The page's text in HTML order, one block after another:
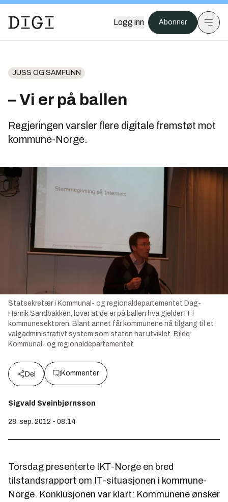
Logg inn Abonner
JUSS OG SAMFUNN
– Vi er på ballen
Regjeringen varsler flere digitale fremstøt mot
kommune-Norge.
Statsekretær i Kommunal- og regionaldepartementet Dag-
Henrik Sandbakken, lover at de er på ballen hva gjelder IT i
kommunesektoren. Blant annet får kommunene nå tilgang til et
valgadministrativt system som staten har utviklet. Bilde:
Kommunal- og regionaldepartementet
Del Kommenter
Sigvald Sveinbjørnsson
28. sep. 2012 - 08:14
Torsdag presenterte IKT-Norge en bred
tilstandsrapport om IT-situasjonen i kommune-
Norge. Konklusjonen var klart: Kommunene ønsker